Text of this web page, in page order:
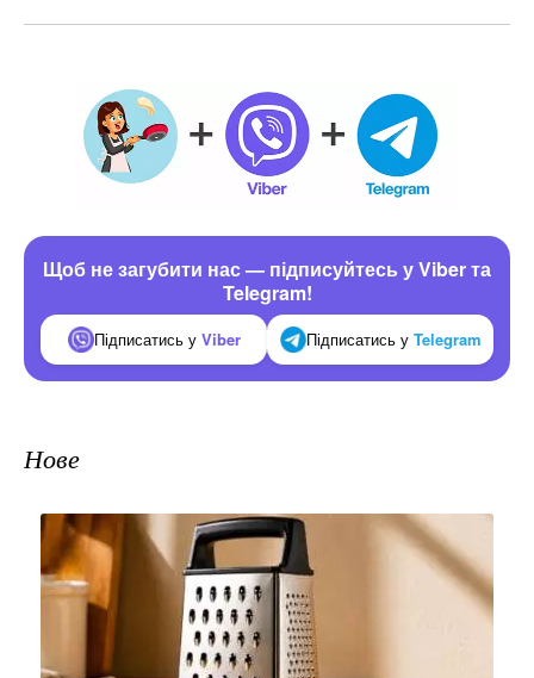
Щоб не загубити нас — підписуйтесь у Viber та
Telegram!
Підписатись у Viber Підписатись у Telegram
Нове